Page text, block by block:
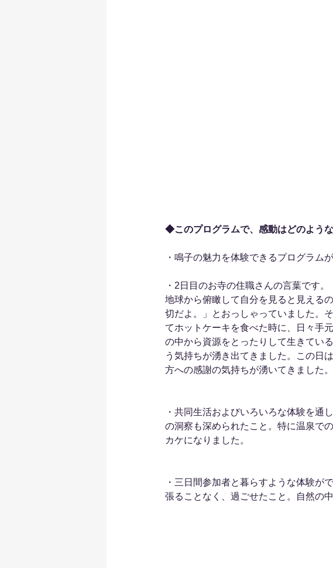
◆このプログラムで、感動はどのよう
・鳴子の魅力を体験できるプログラム
・2日目のお寺の住職さんの言葉です
地球から俯瞰して自分を見ると見える
切だよ。」とおっしゃっていました。
てホットケーキを食べた時に、日々手
の中から資源をとったりして生きてい
う気持ちが湧き出てきました。この日
方への感謝の気持ちが湧いてきました。
・共同生活およびいろいろな体験を通
の洞察も深められたこと。特に温泉で
カケになりました。
・三日間参加者と暮らすような体験が
張ることなく、過ごせたこと。自然の